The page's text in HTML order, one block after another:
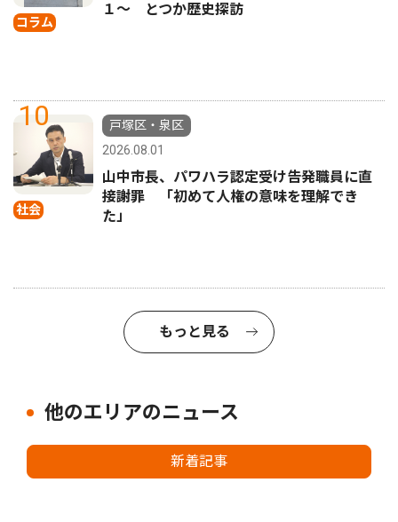
コラム
１〜 とつか歴史探訪
10
社会
戸塚区・泉区
2026.08.01
山中市長、パワハラ認定受け告発職員に直
接謝罪 「初めて人権の意味を理解でき
た」
もっと見る
他のエリアのニュース
新着記事